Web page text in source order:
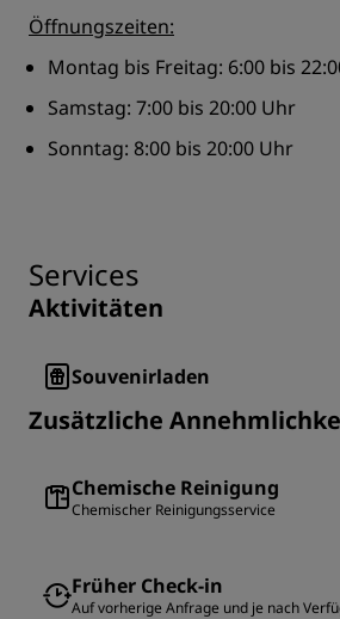
Öffnungszeiten:
Montag bis Freitag: 6:00 bis
Samstag: 7:00 bis 20:00 Uhr
Sonntag: 8:00 bis 20:00 Uhr
Services
Aktivitäten
Souvenirladen
Zusätzliche
Chemische Reinigung
Chemischer Reinigungsservice
Früher Check-in
Auf vorherige Anfrage und je nach